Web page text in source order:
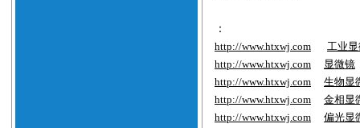
：
http://www.htxwj.com
工业
http://www.htxwj.com
显微镜
http://www.htxwj.com
生物显
http://www.htxwj.com
金相显
http://www.htxwj.com
偏光显